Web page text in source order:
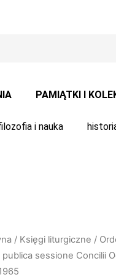
PAMIĄTKI I
i nauka
/ Księgi liturgiczne /
sessione Concilii